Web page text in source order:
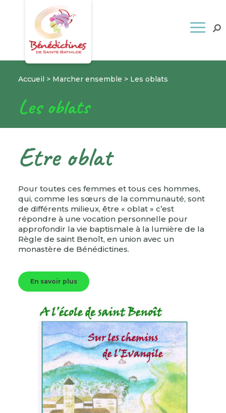
Accueil > Marcher ensemble > Les oblats
Les oblats
Etre oblat
Pour toutes ces femmes et tous ces hommes,
qui, comme les sœurs de la communauté, sont
de différents milieux, être « oblat » c’est
répondre à une vocation personnelle pour
approfondir la vie baptismale à la lumière de la
Règle de saint Benoît, en union avec un
monastère de Bénédictines.
En savoir plus